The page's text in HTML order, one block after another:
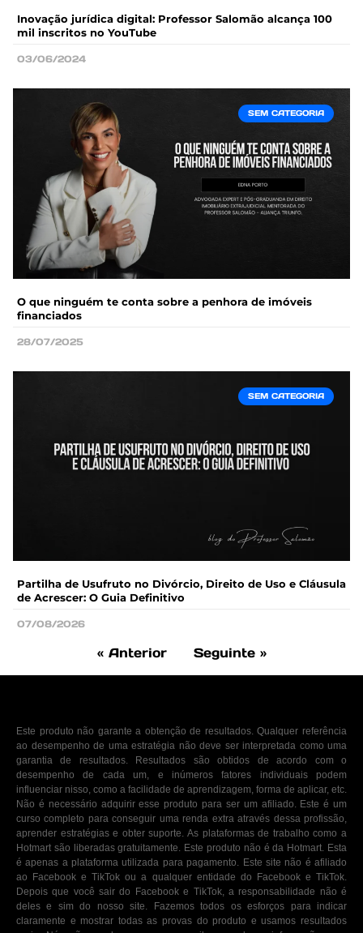
Inovação jurídica digital: Professor Salomão alcança 100
mil inscritos no YouTube
03/06/2024
SEM CATEGORIA
O que ninguém te conta sobre a penhora de imóveis
financiados
28/07/2025
SEM CATEGORIA
Partilha de Usufruto no Divórcio, Direito de Uso e Cláusula
de Acrescer: O Guia Definitivo
07/08/2026
« Anterior Seguinte »
Este produto não garante a obtenção de resultados. Qualquer referência
ao desempenho de uma estratégia não deve ser interpretada como uma
garantia de resultados. Resultados são obtidos de acordo com o
desempenho de cada um, e inúmeros fatores individuais podem
influenciar nisso, como a facilidade de aprendizagem, forma de aplicar, etc.
Não é necessário adquirir esse produto para ser um afiliado. Este é um
curso completo para conseguir uma renda extra através dessa profissão,
aprender estratégias e obter suporte. As plataformas de trabalho como a
Hotmart são liberadas gratuitamente. Este produto não é da Hotmart. Esta
é apenas a plataforma utilizada para pagamento. Este site não é afiliado
ao Facebook e TikTok ou a qualquer entidade do Facebook e TikTok.
Depois que você sair do Facebook e TikTok, a responsabilidade não é
deles e sim do nosso site. Fazemos todos os esforços para indicar
claramente e mostrar todas as provas do produto e usamos resultados